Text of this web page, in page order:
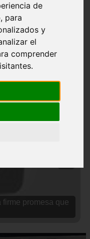
de
para
y
el
comprender
que
y mucho mas
promesa que